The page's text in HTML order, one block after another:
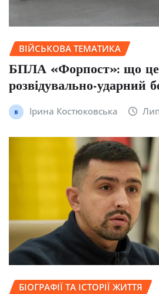
ВІЙСЬКОВА ТЕМАТИКА
БПЛА «Форпост»: що це
розвідувально-ударний
Ірина Костюковська
БІОГРАФІЇ ТА ІСТОРІЇ ЖИТТЯ